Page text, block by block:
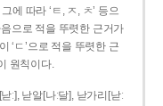
에 따라 ‘ㅌ, ㅈ, ㅊ’ 등으
음으로 적을 뚜렷한 근거가
‘ㄷ’으로 적을 뚜렷한 근
원칙이다.
ː], 낟알[나ː달], 낟가리[낟ː